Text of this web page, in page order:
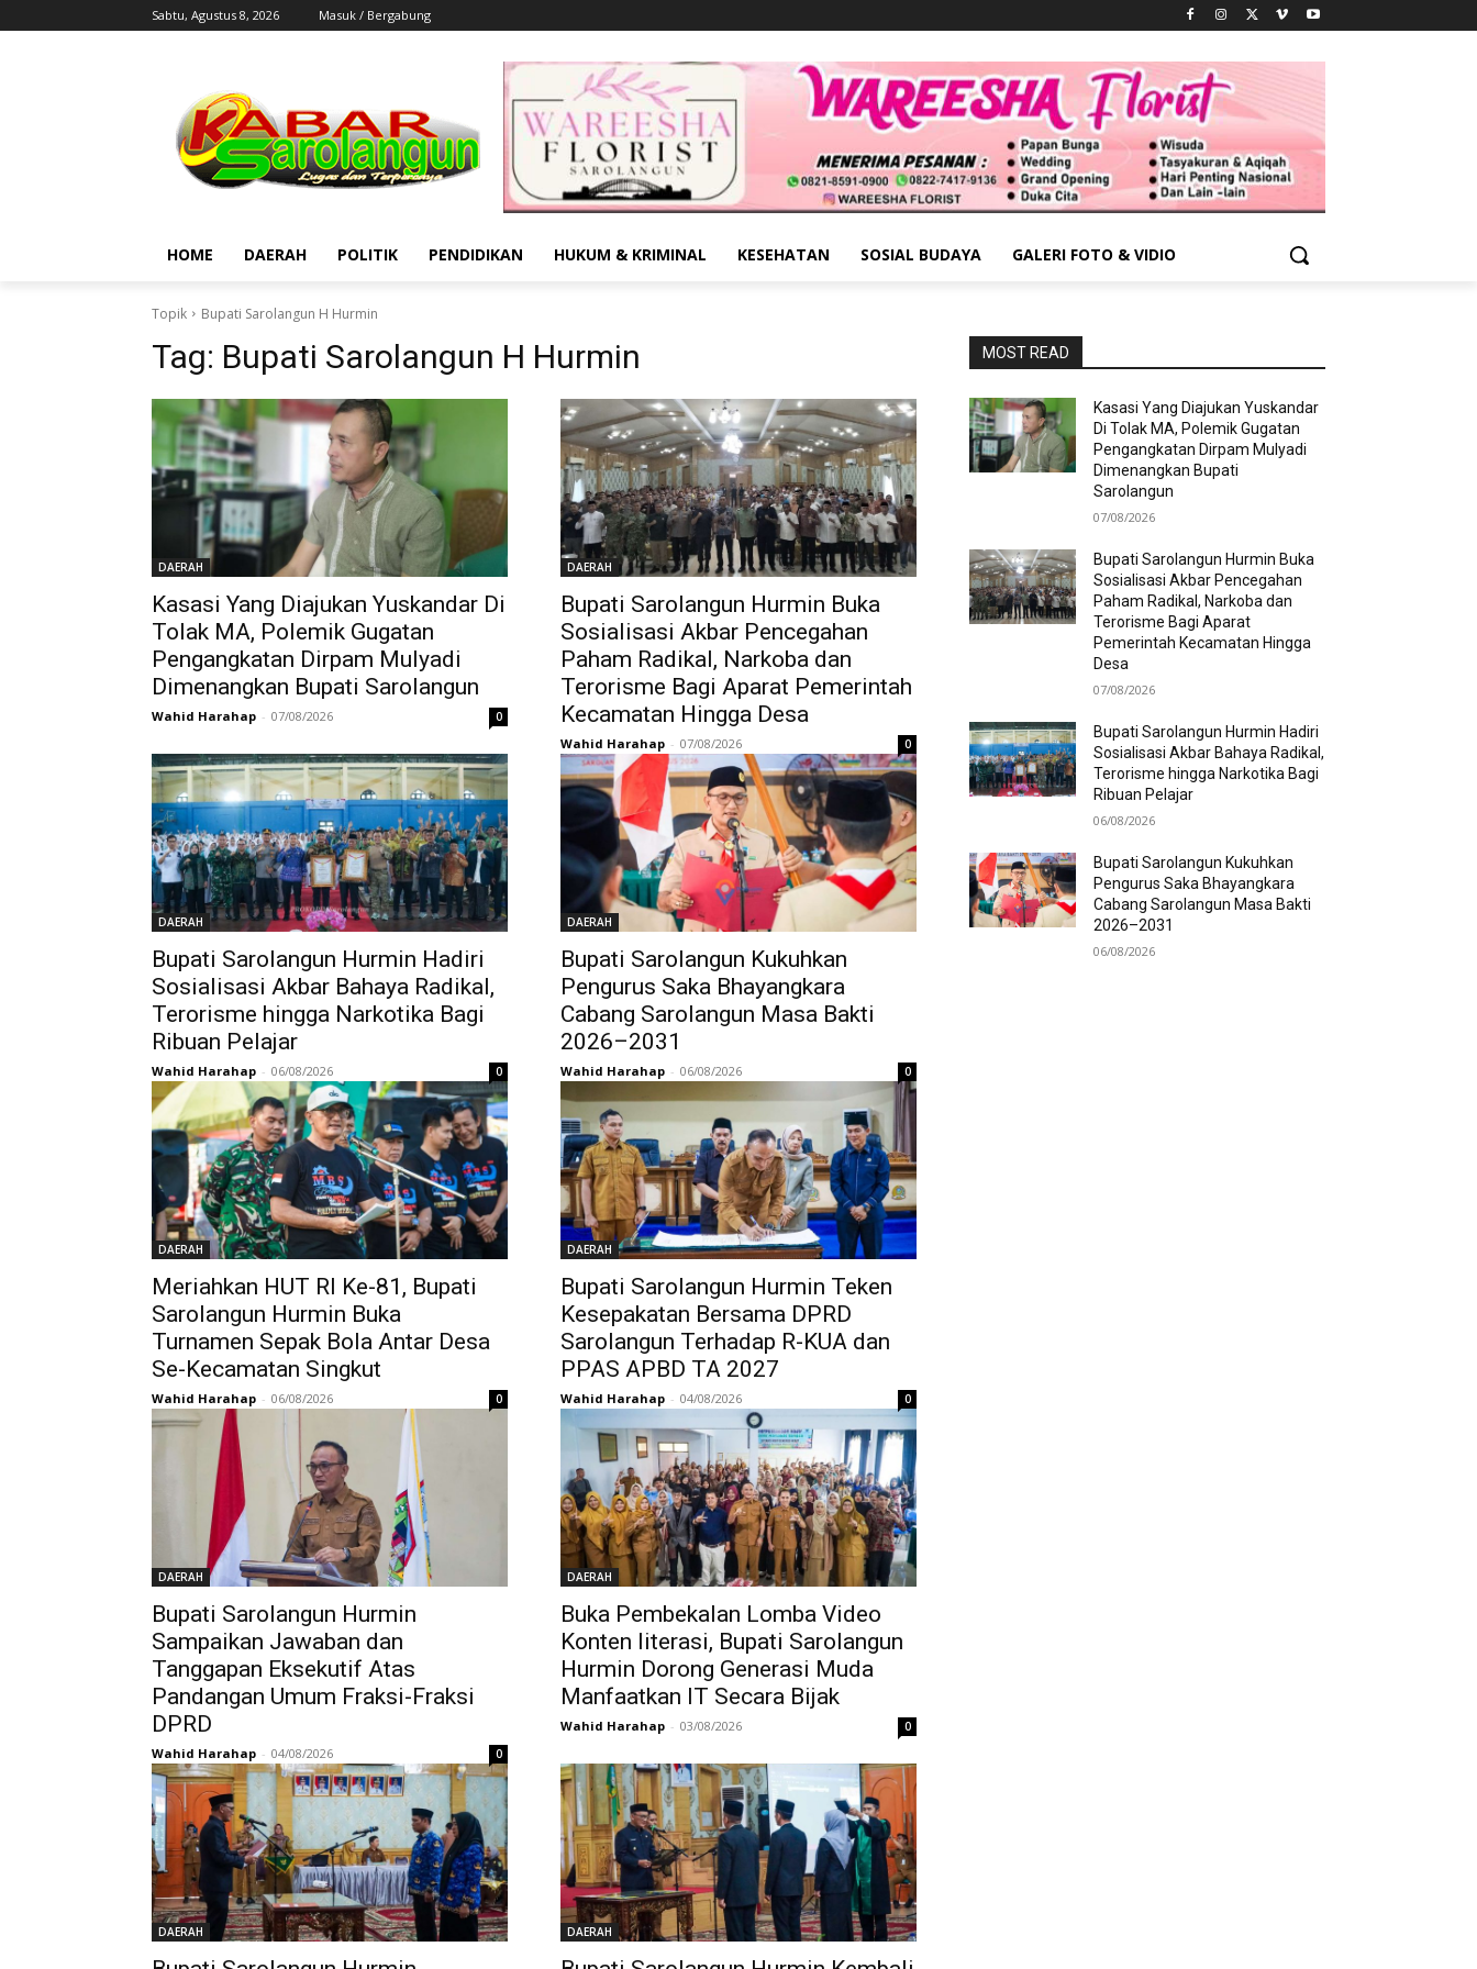
Sabtu, Agustus 8, 2026 Masuk / Bergabung
HOME DAERAH POLITIK PENDIDIKAN HUKUM & KRIMINAL KESEHATAN SOSIAL BUDAYA GALERI FOTO & VIDIO
Topik Bupati Sarolangun H Hurmin
Tag: Bupati Sarolangun H Hurmin
DAERAH
Kasasi Yang Diajukan Yuskandar Di
Tolak MA, Polemik Gugatan
Pengangkatan Dirpam Mulyadi
Dimenangkan Bupati Sarolangun
Wahid Harahap - 07/08/2026 0
DAERAH
Bupati Sarolangun Hurmin Buka
Sosialisasi Akbar Pencegahan
Paham Radikal, Narkoba dan
Terorisme Bagi Aparat Pemerintah
Kecamatan Hingga Desa
Wahid Harahap - 07/08/2026 0
DAERAH
Bupati Sarolangun Hurmin Hadiri
Sosialisasi Akbar Bahaya Radikal,
Terorisme hingga Narkotika Bagi
Ribuan Pelajar
Wahid Harahap - 06/08/2026 0
DAERAH
Bupati Sarolangun Kukuhkan
Pengurus Saka Bhayangkara
Cabang Sarolangun Masa Bakti
2026–2031
Wahid Harahap - 06/08/2026 0
DAERAH
Meriahkan HUT RI Ke-81, Bupati
Sarolangun Hurmin Buka
Turnamen Sepak Bola Antar Desa
Se-Kecamatan Singkut
Wahid Harahap - 06/08/2026 0
DAERAH
Bupati Sarolangun Hurmin Teken
Kesepakatan Bersama DPRD
Sarolangun Terhadap R-KUA dan
PPAS APBD TA 2027
Wahid Harahap - 04/08/2026 0
DAERAH
Bupati Sarolangun Hurmin
Sampaikan Jawaban dan
Tanggapan Eksekutif Atas
Pandangan Umum Fraksi-Fraksi
DPRD
Wahid Harahap - 04/08/2026 0
DAERAH
Buka Pembekalan Lomba Video
Konten literasi, Bupati Sarolangun
Hurmin Dorong Generasi Muda
Manfaatkan IT Secara Bijak
Wahid Harahap - 03/08/2026 0
DAERAH DAERAH
MOST READ
Kasasi Yang Diajukan Yuskandar
Di Tolak MA, Polemik Gugatan
Pengangkatan Dirpam Mulyadi
Dimenangkan Bupati
Sarolangun
07/08/2026
Bupati Sarolangun Hurmin Buka
Sosialisasi Akbar Pencegahan
Paham Radikal, Narkoba dan
Terorisme Bagi Aparat
Pemerintah Kecamatan Hingga
Desa
07/08/2026
Bupati Sarolangun Hurmin Hadiri
Sosialisasi Akbar Bahaya Radikal,
Terorisme hingga Narkotika Bagi
Ribuan Pelajar
06/08/2026
Bupati Sarolangun Kukuhkan
Pengurus Saka Bhayangkara
Cabang Sarolangun Masa Bakti
2026–2031
06/08/2026